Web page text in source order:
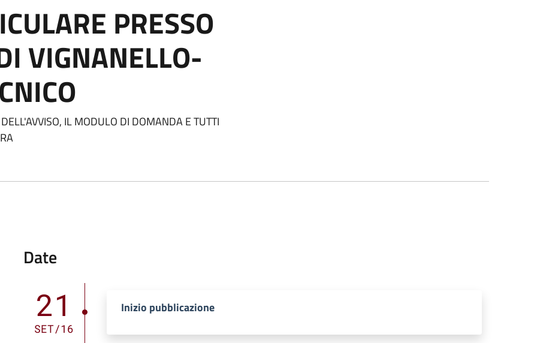
PRESSO
VIGNANELLO-
IL MODULO DI DOMANDA E TUTTI
Date
21
SET/16
Inizio pubblicazione